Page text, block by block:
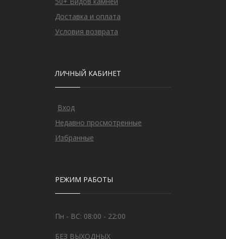
Доставка и оплата
Условия возврата
ЛИЧНЫЙ КАБИНЕТ
Вход
Недавно просмотренные
Избранные
РЕЖИМ РАБОТЫ
Пн - ВС: 08:00 - 22:00
БЕЗ ВЫХОДНЫХ